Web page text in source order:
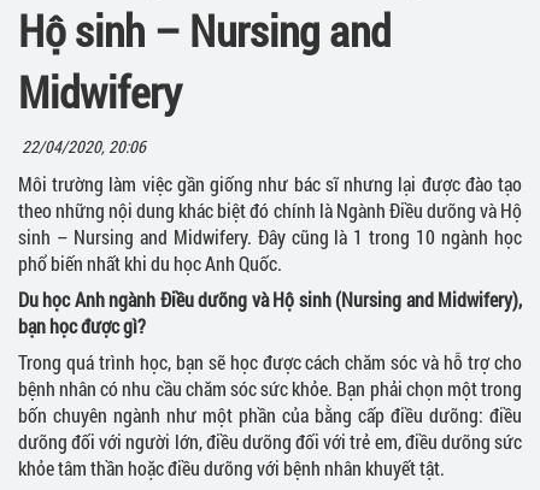
Hộ sinh – Nursing and
Midwifery
22/04/2020, 20:06
Môi trường làm việc gần giống như bác sĩ nhưng lại được đào tạo
theo những nội dung khác biệt đó chính là Ngành Điều dưỡng và Hộ
sinh – Nursing and Midwifery. Đây cũng là 1 trong 10 ngành học
phổ biến nhất khi du học Anh Quốc.
Du học Anh ngành Điều dưỡng và Hộ sinh (Nursing and Midwifery),
bạn học được gì?
Trong quá trình học, bạn sẽ học được cách chăm sóc và hỗ trợ cho
bệnh nhân có nhu cầu chăm sóc sức khỏe. Bạn phải chọn một trong
bốn chuyên ngành như một phần của bằng cấp điều dưỡng: điều
dưỡng đối với người lớn, điều dưỡng đối với trẻ em, điều dưỡng sức
khỏe tâm thần hoặc điều dưỡng với bệnh nhân khuyết tật.